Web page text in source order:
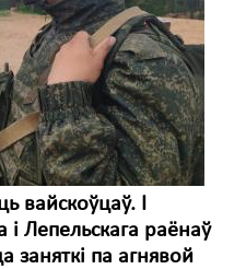
вайскоўцаў. І
Лепельскага раёнаў
заняткі па агнявой